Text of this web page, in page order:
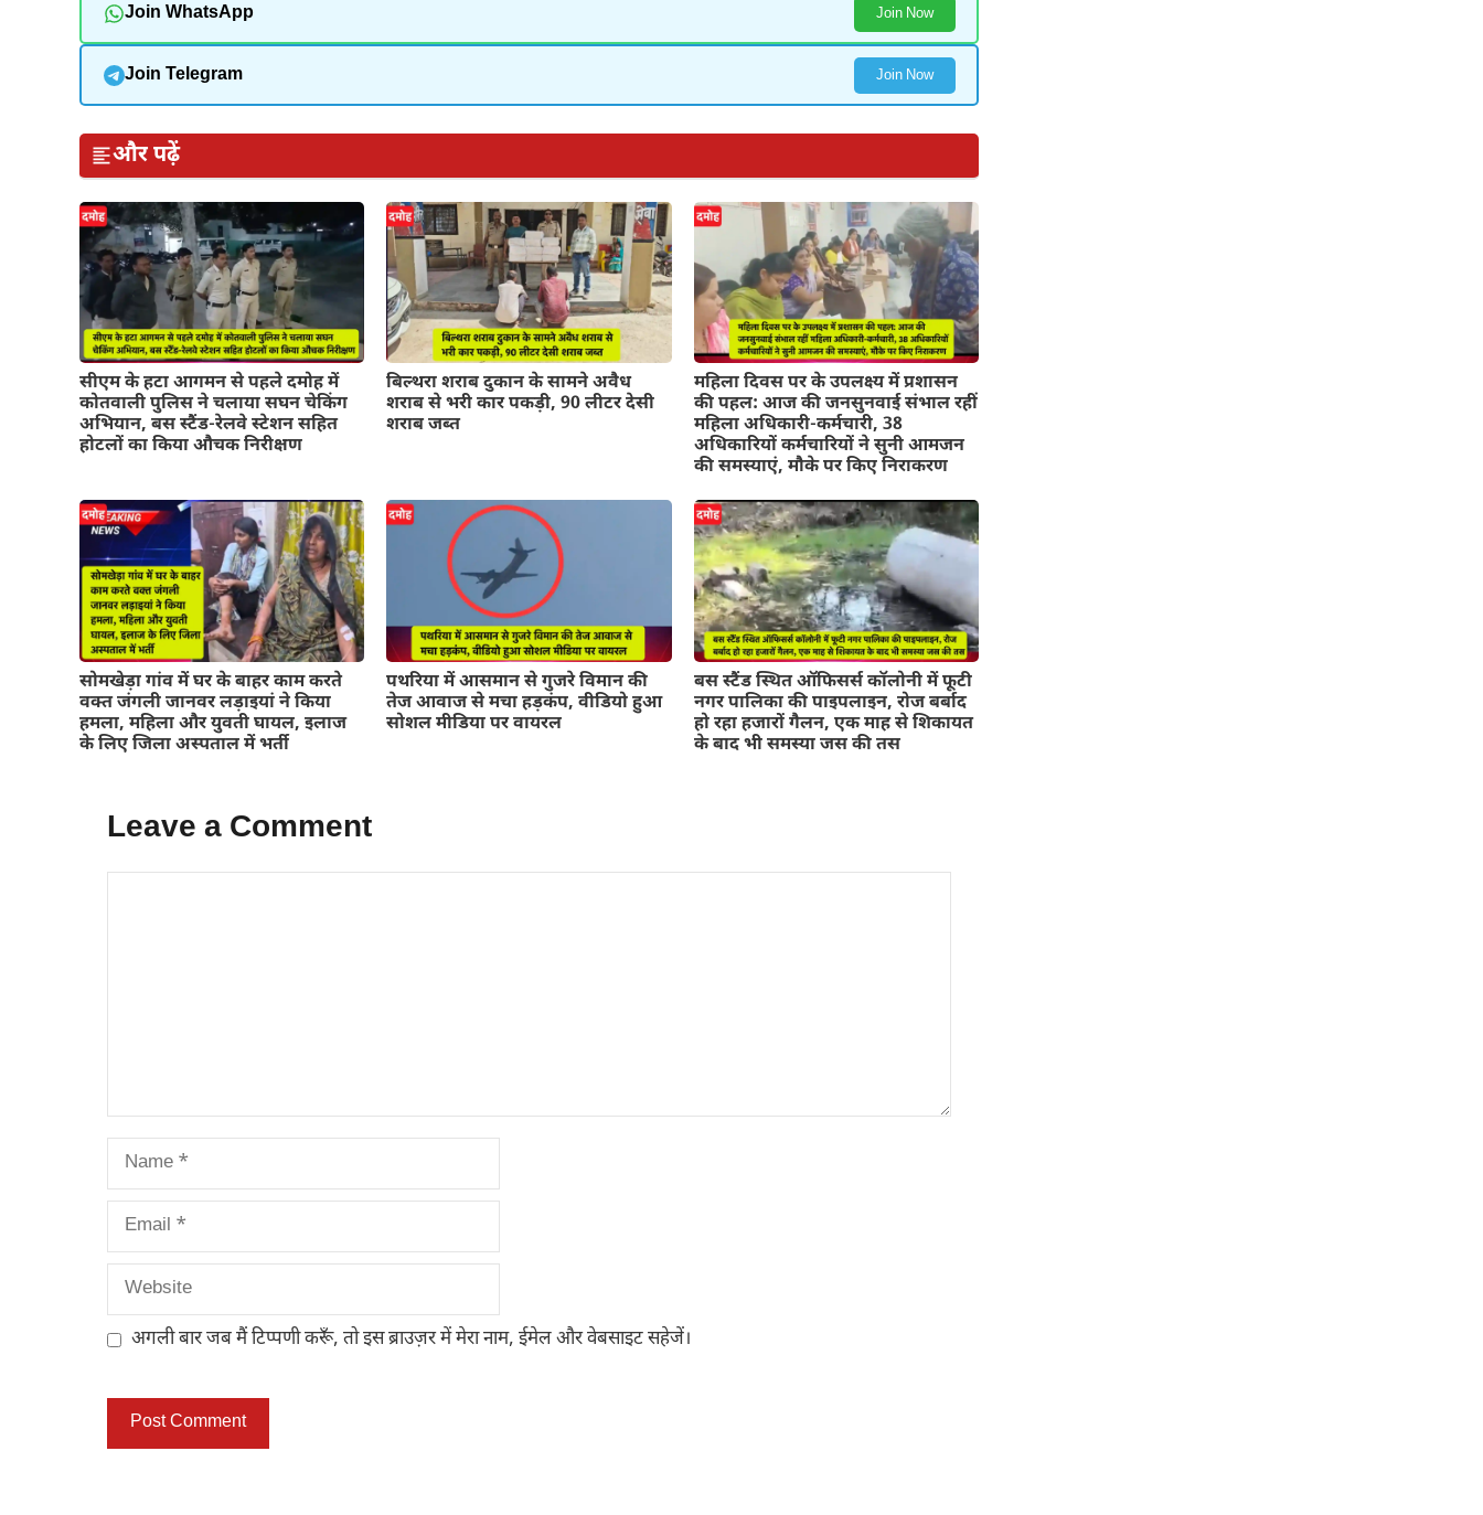
Join WhatsApp Join Now
Join Telegram Join Now
और पढ़ें
सीएम के हटा आगमन से पहले दमोह में
कोतवाली पुलिस ने चलाया सघन चेकिंग
अभियान, बस स्टैंड-रेलवे स्टेशन सहित
होटलों का किया औचक निरीक्षण
बिल्थरा शराब दुकान के सामने अवैध
शराब से भरी कार पकड़ी, 90 लीटर देसी
शराब जब्त
महिला दिवस पर के उपलक्ष्य में प्रशासन
की पहल: आज की जनसुनवाई संभाल रहीं
महिला अधिकारी-कर्मचारी, 38
अधिकारियों कर्मचारियों ने सुनी आमजन
की समस्याएं, मौके पर किए निराकरण
सोमखेड़ा गांव में घर के बाहर काम करते
वक्त जंगली जानवर लड़ाइयां ने किया
हमला, महिला और युवती घायल, इलाज
के लिए जिला अस्पताल में भर्ती
पथरिया में आसमान से गुजरे विमान की
तेज आवाज से मचा हड़कंप, वीडियो हुआ
सोशल मीडिया पर वायरल
बस स्टैंड स्थित ऑफिसर्स कॉलोनी में फूटी
नगर पालिका की पाइपलाइन, रोज बर्बाद
हो रहा हजारों गैलन, एक माह से शिकायत
के बाद भी समस्या जस की तस
Leave a Comment
Name
Email
Website
अगली बार जब मैं टिप्पणी करूँ, तो इस ब्राउज़र में मेरा नाम, ईमेल और वेबसाइट सहेजें।